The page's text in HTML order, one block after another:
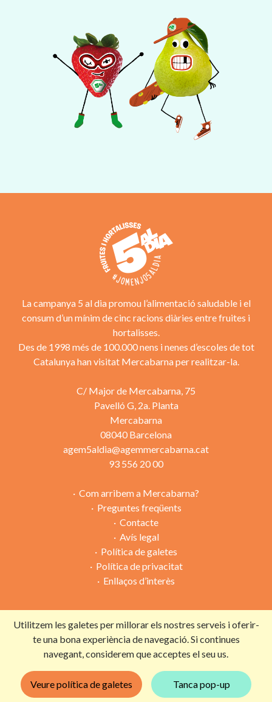
Utilitzem les galetes per millorar els nostres serveis i oferir-
te una bona experiència de navegació. Si continues
navegant, considerem que acceptes el seu us.
Veure política de galetes Tanca pop-up
La campanya 5 al dia promou l’alimentació saludable i el
consum d’un mínim de cinc racions diàries entre fruites i
hortalisses.
Des de 1998 més de 100.000 nens i nenes d’escoles de tot
Catalunya han visitat Mercabarna per realitzar-la.
C/ Major de Mercabarna, 75
Pavelló G, 2a. Planta
Mercabarna
08040 Barcelona
agem5aldia@agemmercabarna.cat
93 556 20 00
Com arribem a Mercabarna?
Preguntes freqüents
Contacte
Avís legal
Política de galetes
Política de privacitat
Enllaços d’interès
Amb la col·laboració de: